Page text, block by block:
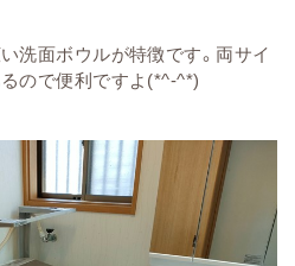
洗面ボウルが特徴です。両サイ
ので便利ですよ(*^-^*)